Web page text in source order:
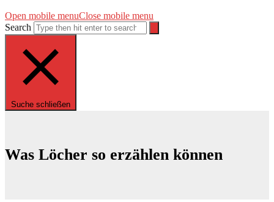
Open mobile menuClose mobile menu
Search
Suche schließen
Was Löcher so erzählen können